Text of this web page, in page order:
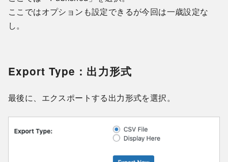
ここではオプションも設定できるが今回は一歳設定な
し。
Export Type：出力形式
最後に、エクスポートする出力形式を選択。